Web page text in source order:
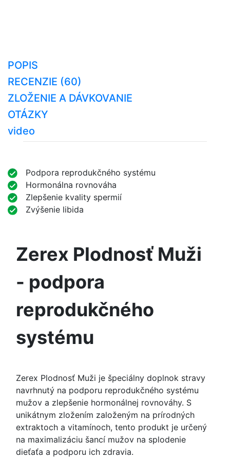
POPIS
RECENZIE (60)
ZLOŽENIE A DÁVKOVANIE
OTÁZKY
video
Podpora reprodukčného systému
Hormonálna rovnováha
Zlepšenie kvality spermií
Zvýšenie libida
Zerex Plodnosť Muži
- podpora
reprodukčného
systému
Zerex Plodnosť Muži je špeciálny doplnok stravy
navrhnutý na podporu reprodukčného systému
mužov a zlepšenie hormonálnej rovnováhy. S
unikátnym zložením založeným na prírodných
extraktoch a vitamínoch, tento produkt je určený
na maximalizáciu šancí mužov na splodenie
dieťaťa a podporu ich zdravia.